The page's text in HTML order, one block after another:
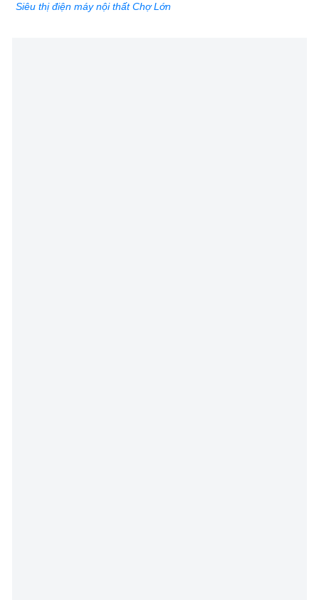
Siêu thị điện máy nội thất Chợ Lớn